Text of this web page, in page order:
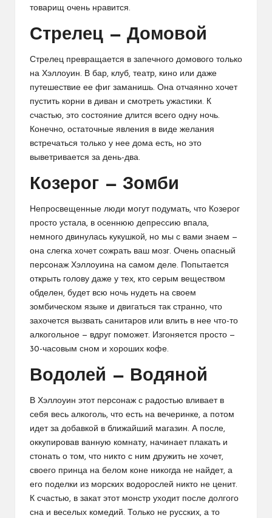
товарищ очень нравится.
Стрелец — Домовой
Стрелец превращается в запечного домового только
на Хэллоуин. В бар, клуб, театр, кино или даже
путешествие ее фиг заманишь. Она отчаянно хочет
пустить корни в диван и смотреть ужастики. К
счастью, это состояние длится всего одну ночь.
Конечно, остаточные явления в виде желания
встречаться только у нее дома есть, но это
выветривается за день-два.
Козерог — Зомби
Непросвещенные люди могут подумать, что Козерог
просто устала, в осеннюю депрессию впала,
немного двинулась кукушкой, но мы с вами знаем —
она слегка хочет сожрать ваш мозг. Очень опасный
персонаж Хэллоуина на самом деле. Попытается
открыть голову даже у тех, кто серым веществом
обделен, будет всю ночь нудеть на своем
зомбическом языке и двигаться так странно, что
захочется вызвать санитаров или влить в нее что-то
алкогольное — вдруг поможет. Изгоняется просто —
30-часовым сном и хороших кофе.
Водолей — Водяной
В Хэллоуин этот персонаж с радостью вливает в
себя весь алкоголь, что есть на вечеринке, а потом
идет за добавкой в ближайший магазин. А после,
оккупировав ванную комнату, начинает плакать и
стонать о том, что никто с ним дружить не хочет,
своего принца на белом коне никогда не найдет, а
его поделки из морских водорослей никто не ценит.
К счастью, в закат этот монстр уходит после долгого
сна и веселых комедий. Только не русских, а то